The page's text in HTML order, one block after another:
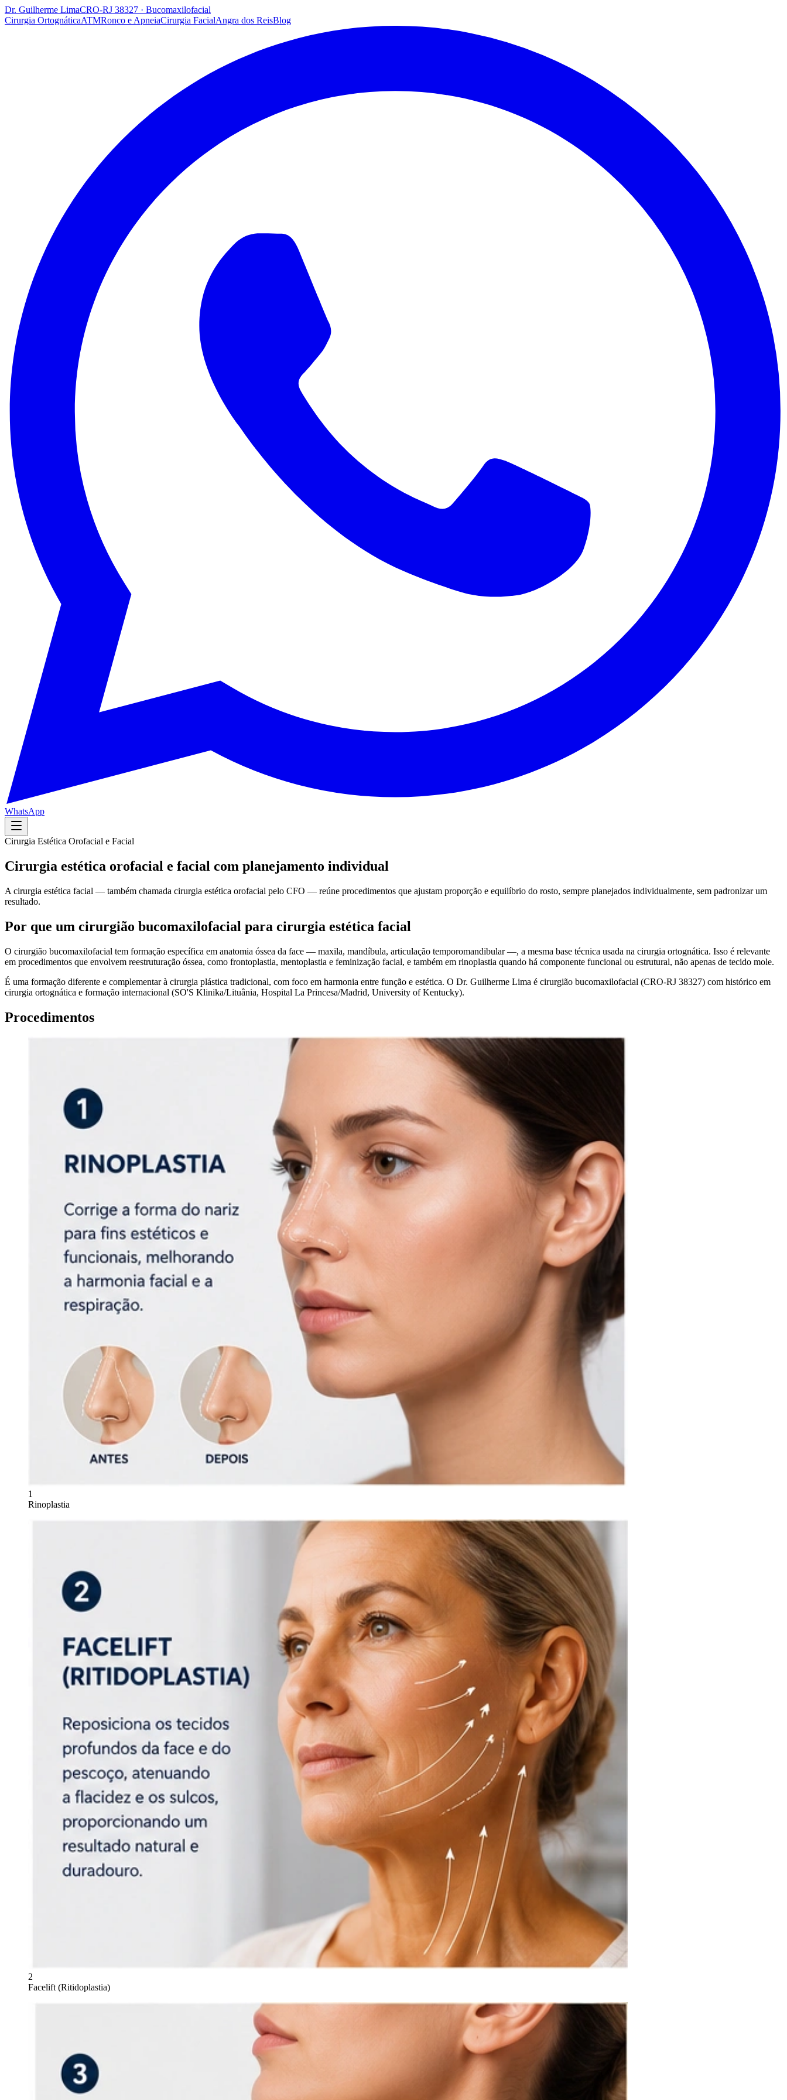
Dr. Guilherme LimaCRO-RJ 38327 · Bucomaxilofacial
Cirurgia OrtognáticaATMRonco e ApneiaCirurgia FacialAngra dos ReisBlog
WhatsApp
Cirurgia Estética Orofacial e Facial
Cirurgia estética orofacial e facial com planejamento individual
A cirurgia estética facial — também chamada cirurgia estética orofacial pelo CFO — reúne procedimentos que ajustam proporção e equilíbrio do rosto, sempre planejados individualmente, sem padronizar um
resultado.
Por que um cirurgião bucomaxilofacial para cirurgia estética facial
O cirurgião bucomaxilofacial tem formação específica em anatomia óssea da face — maxila, mandíbula, articulação temporomandibular —, a mesma base técnica usada na cirurgia ortognática. Isso é relevante
em procedimentos que envolvem reestruturação óssea, como frontoplastia, mentoplastia e feminização facial, e também em rinoplastia quando há componente funcional ou estrutural, não apenas de tecido mole.
É uma formação diferente e complementar à cirurgia plástica tradicional, com foco em harmonia entre função e estética. O Dr. Guilherme Lima é cirurgião bucomaxilofacial (CRO-RJ 38327) com histórico em
cirurgia ortognática e formação internacional (SO'S Klinika/Lituânia, Hospital La Princesa/Madrid, University of Kentucky).
Procedimentos
1
Rinoplastia
2
Facelift (Ritidoplastia)